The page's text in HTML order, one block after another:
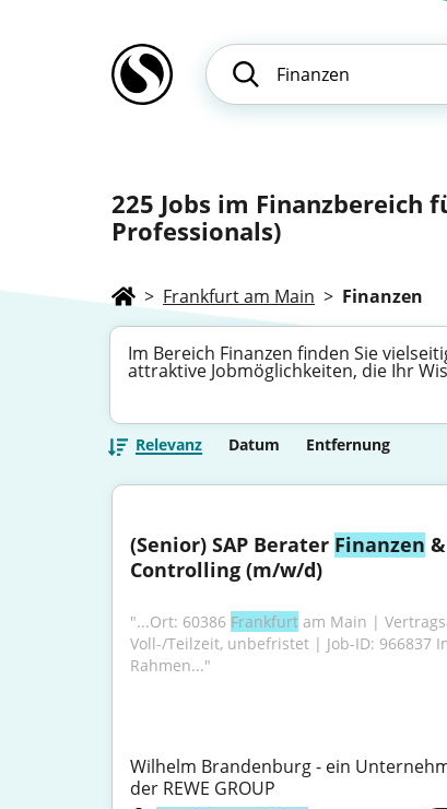
225 Jobs im Finanzbereich
Professionals)
> Frankfurt am Main > Finanzen
Im Bereich Finanzen finden Sie
attraktive Jobmöglichkeiten, die Ihr
Relevanz Datum Entfernung
(Senior) SAP Berater Finanzen &
Controlling (m/w/d)
"...Ort: 60386 Frankfurt am Main |
Voll-/Teilzeit, unbefristet | Job-ID: 966837
Rahmen..."
Wilhelm Brandenburg - ein
der REWE GROUP